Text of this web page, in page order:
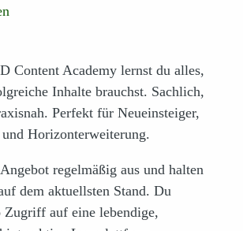
Content Academy lernst du alles,
Inhalte brauchst. Sachlich,
Perfekt für Neueinsteiger,
Horizonterweiterung.
regelmäßig aus und halten
dem aktuellsten Stand. Du
Zugriff auf eine lebendige,